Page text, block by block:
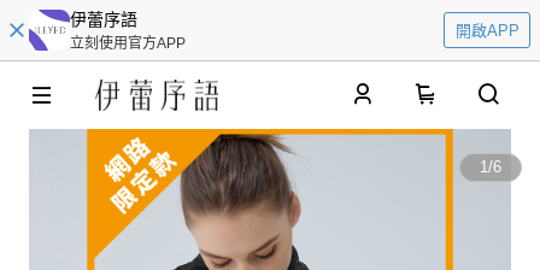
伊蕾序語
立刻使用官方APP
開啟APP
1/6